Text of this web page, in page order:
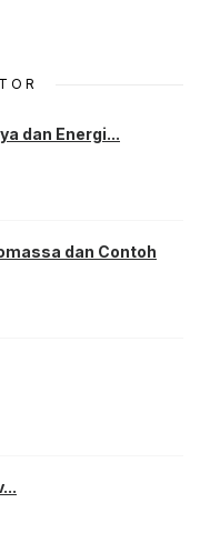
dan Energi...
dan Contoh